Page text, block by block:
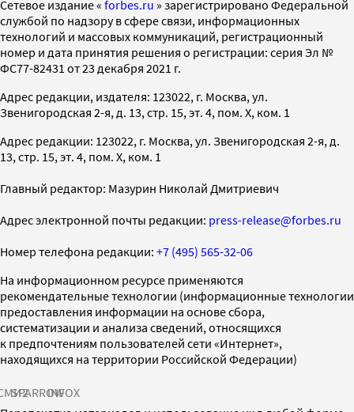
Cетевое издание « forbes.ru » зарегистрировано Федеральной
службой по надзору в сфере связи, информационных
технологий и массовых коммуникаций, регистрационный
номер и дата принятия решения о регистрации: серия Эл №
ФС77-82431 от 23 декабря 2021 г.
Адрес редакции, издателя: 123022, г. Москва, ул.
Звенигородская 2-я, д. 13, стр. 15, эт. 4, пом. X, ком. 1
Адрес редакции: 123022, г. Москва, ул. Звенигородская 2-я, д.
13, стр. 15, эт. 4, пом. X, ком. 1
Главный редактор: Мазурин Николай Дмитриевич
Адрес электронной почты редакции: press-release@forbes.ru
Номер телефона редакции: +7 (495) 565-32-06
На информационном ресурсе применяются
рекомендательные технологии (информационные технологии
предоставления информации на основе сбора,
систематизации и анализа сведений, относящихся
к предпочтениям пользователей сети «Интернет»,
находящихся на территории Российской Федерации)
SPARROWINFOX